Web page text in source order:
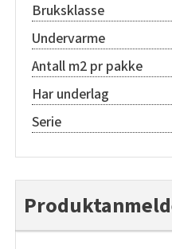
Bruksklasse
Undervarme
Antall m2 pr pakke
Har underlag
Serie